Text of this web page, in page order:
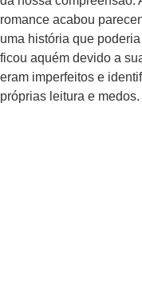
romance acabou
uma história que
ficou aquém devido a
eram imperfeitos e
próprias leitura e medos.